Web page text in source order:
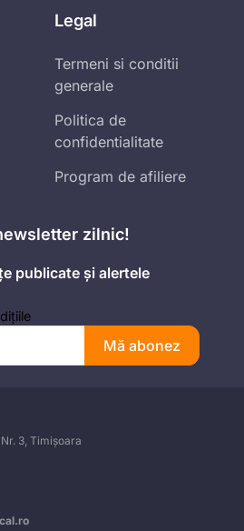
Legal
Termeni si conditii
generale
Politica de
confidentialitate
Program de afiliere
zilnic!
publicate și alertele
Mă abonez
3, Timișoara